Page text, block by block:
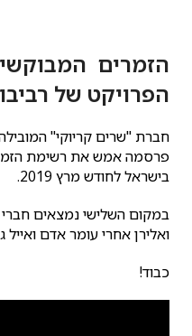
הזמרים
הפרויקט של
חברת "שרים קריוקי"
פרסמה אמש את רשימת
בישראל לחודש מרץ 2019.
במקום השלישי נמצאים חברי
ואלירן אחרי עומר אדם ואייל
כבוד!